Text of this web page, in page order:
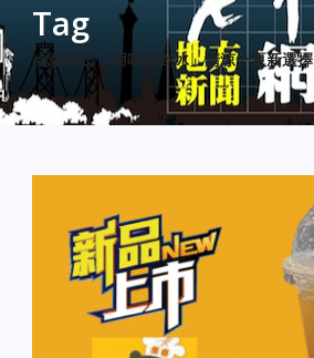
Tag
金麥推出「用喝的剉冰」清涼一夏新選擇